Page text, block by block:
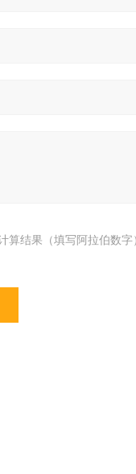
算结果（填写阿拉伯数